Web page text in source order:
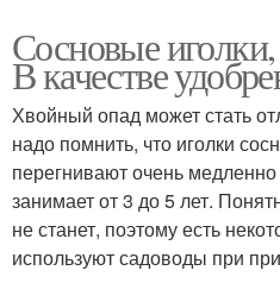
Сосновые
В качестве
Хвойный опад может стать
надо помнить, что иголки
перегнивают очень
занимает от 3 до 5 лет.
не станет, поэтому есть
используют садоводы при